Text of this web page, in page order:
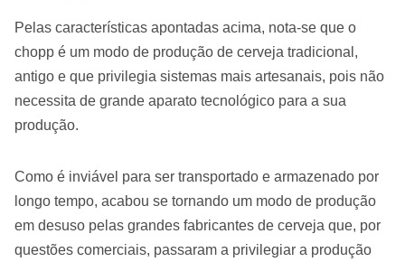
Pelas características apontadas acima, nota-se que o
chopp é um modo de produção de cerveja tradicional,
antigo e que privilegia sistemas mais artesanais, pois não
necessita de grande aparato tecnológico para a sua
produção.
Como é inviável para ser transportado e armazenado por
longo tempo, acabou se tornando um modo de produção
em desuso pelas grandes fabricantes de cerveja que, por
questões comerciais, passaram a privilegiar a produção